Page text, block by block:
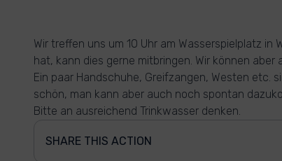
Wir treffen uns um 10 Uhr am Wasserspielplatz in
hat, kann dies gerne mitbringen. Wir können
Ein paar Handschuhe, Greifzangen, Westen etc.
schön, man kann aber auch noch spontan
Bitte an ausreichend Trinkwasser denken.
SHARE THIS ACTION